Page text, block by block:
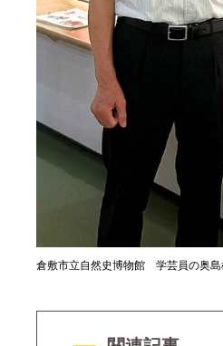
倉敷市立自然史博物館 学芸員の奥島